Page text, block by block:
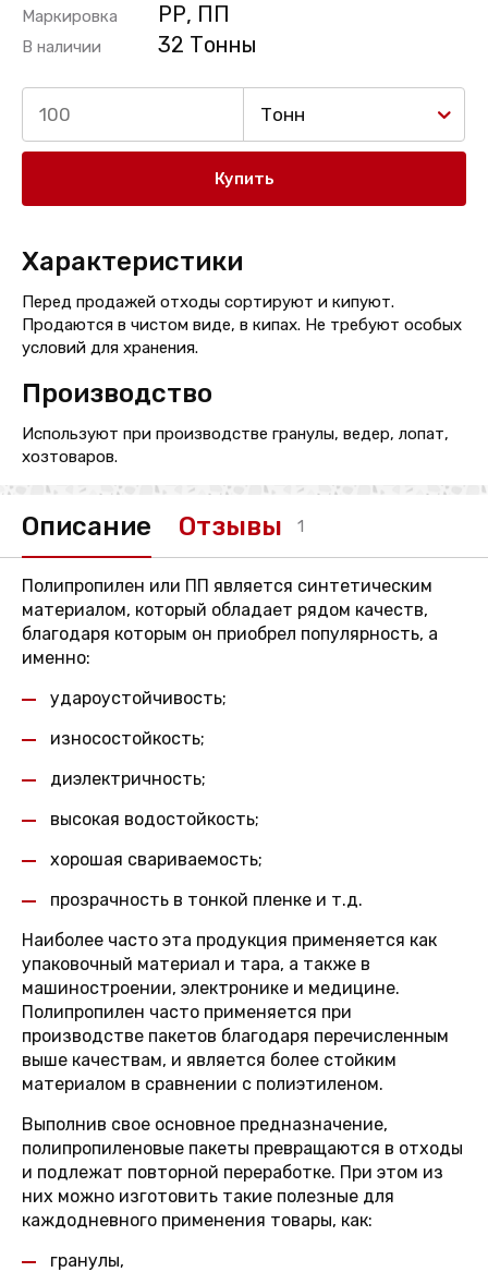
Маркировка РР, ПП
В наличии 32 Тонны
Тонн
Купить
Характеристики
Перед продажей отходы сортируют и кипуют.
Продаются в чистом виде, в кипах. Не требуют особых
условий для хранения.
Производство
Используют при производстве гранулы, ведер, лопат,
хозтоваров.
Описание Отзывы 1
Полипропилен или ПП является синтетическим
материалом, который обладает рядом качеств,
благодаря которым он приобрел популярность, а
именно:
удароустойчивость;
износостойкость;
диэлектричность;
высокая водостойкость;
хорошая свариваемость;
прозрачность в тонкой пленке и т.д.
Наиболее часто эта продукция применяется как
упаковочный материал и тара, а также в
машиностроении, электронике и медицине.
Полипропилен часто применяется при
производстве пакетов благодаря перечисленным
выше качествам, и является более стойким
материалом в сравнении с полиэтиленом.
Выполнив свое основное предназначение,
полипропиленовые пакеты превращаются в отходы
и подлежат повторной переработке. При этом из
них можно изготовить такие полезные для
каждодневного применения товары, как:
гранулы,